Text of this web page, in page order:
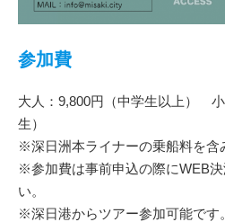
参加費
大人：9,800円（中学生以上）
生）
※深日洲本ライナーの乗船料を含
※参加費は事前申込の際にWEB
い。
※深日港からツアー参加可能です